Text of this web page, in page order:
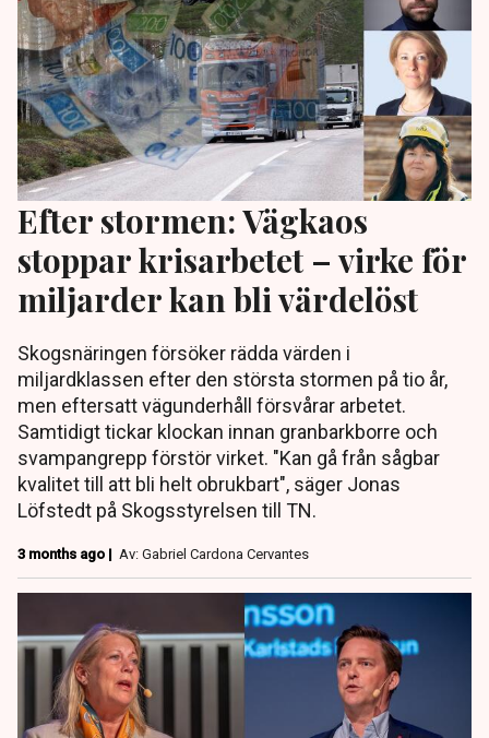
Efter stormen: Vägkaos
stoppar krisarbetet – virke för
miljarder kan bli värdelöst
Skogsnäringen försöker rädda värden i
miljardklassen efter den största stormen på tio år,
men eftersatt vägunderhåll försvårar arbetet.
Samtidigt tickar klockan innan granbarkborre och
svampangrepp förstör virket. "Kan gå från sågbar
kvalitet till att bli helt obrukbart", säger Jonas
Löfstedt på Skogsstyrelsen till TN.
3 months ago | Av: Gabriel Cardona Cervantes